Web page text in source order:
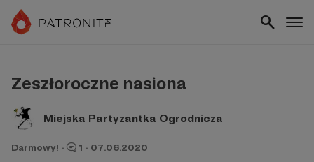
Zeszłoroczne nasiona
Miejska Partyzantka Ogrodnicza
Darmowy! · 1 · 07.06.2020